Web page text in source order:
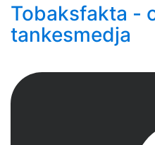
Tobaksfakta -
tankesmedja